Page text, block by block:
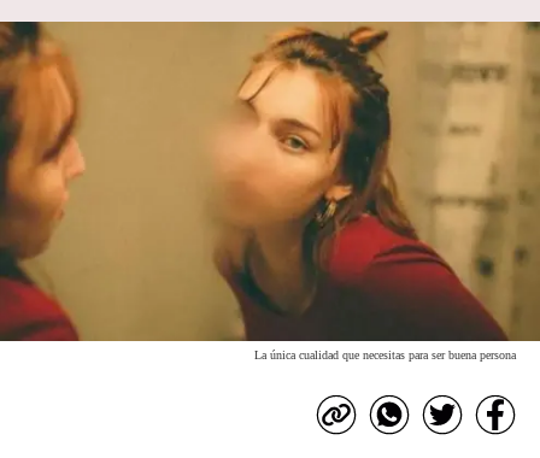
La única cualidad que necesitas para ser buena persona